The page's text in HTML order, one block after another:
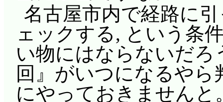
名古屋市内で経路に
ェックする, という条
い物にはならないだろ
回』がいつになるや
にやっておきませんと